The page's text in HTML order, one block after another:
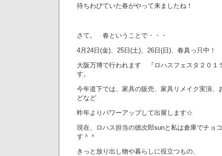
待ちわびていた春がやって来ましたね！
さて。 春ということで・・・
4月24日(金)、25日(土)、26日(日)、春真っ只中！
大阪万博で行われます 『ロハスフェスタ２０
す。
今年道下では、家具の販売、家具リメイク実演、
どなど
昨年よりパワーアップして出展します☆
現在、ロハス担当の徳次郎sunと私は倉庫でチョ
す＾＾
きっと放り出し物や暮らしに役立つもの、